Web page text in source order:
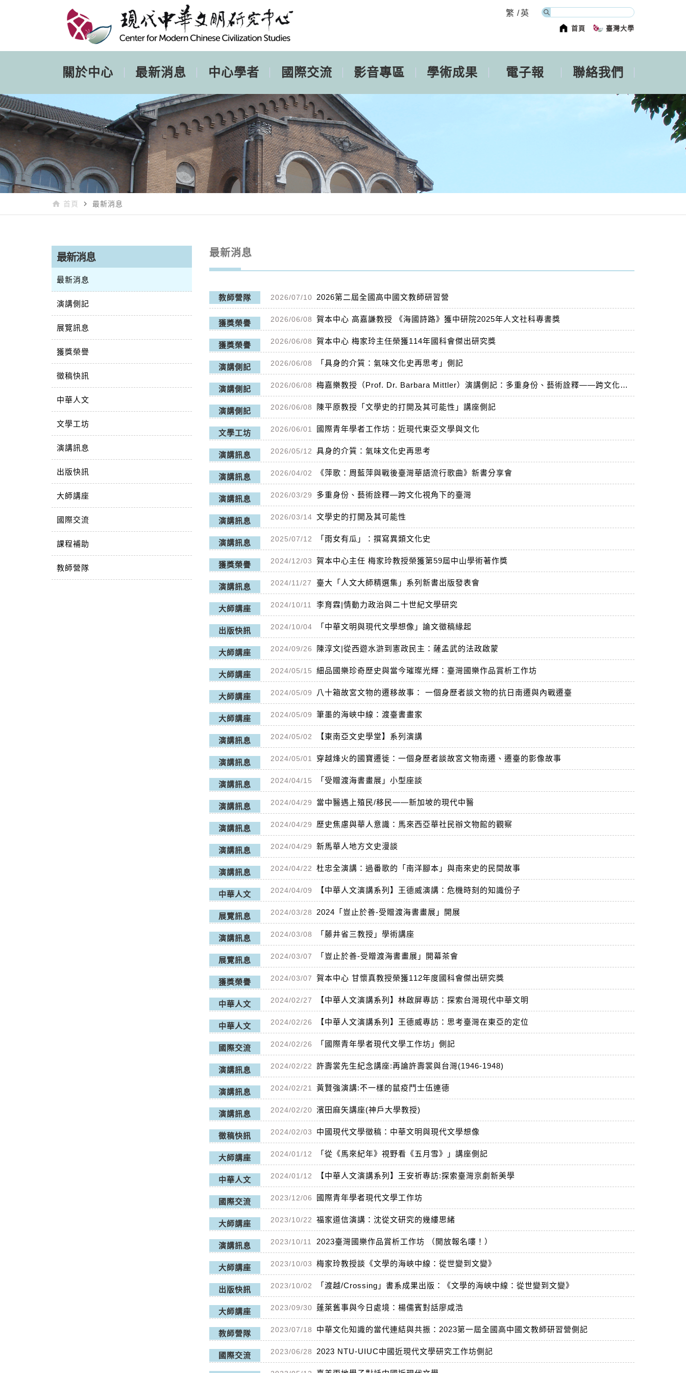
首頁 臺灣大學
繁 英
關於中心 最新消息 中心學者 國際交流 影音專區 學術成果 電子報 聯絡我們
home 首頁 navigate_next 最新消息
最新消息
最新消息
演講側記
展覽訊息
獲獎榮譽
徵稿快訊
中華人文
文學工坊
演講訊息
出版快訊
大師講座
國際交流
課程補助
教師營隊
最新消息
教師營隊 2026/07/10 2026第二屆全國高中國文教師研習營
獲獎榮譽 2026/06/08 賀本中心 高嘉謙教授 《海國詩路》獲中研院2025年人文社科專書獎
獲獎榮譽 2026/06/08 賀本中心 梅家玲主任榮獲114年國科會傑出研究獎
演講側記 2026/06/08 「具身的介質：氣味文化史再思考」側記
演講側記 2026/06/08 梅嘉樂教授（Prof. Dr. Barbara Mittler）演講側記：多重身份、藝術詮釋——跨文化視角下的臺灣
演講側記 2026/06/08 陳平原教授「文學史的打開及其可能性」講座側記
文學工坊 2026/06/01 國際青年學者工作坊：近現代東亞文學與文化
演講訊息 2026/05/12 具身的介質：氣味文化史再思考
演講訊息 2026/04/02 《萍歌：周藍萍與戰後臺灣華語流行歌曲》新書分享會
演講訊息 2026/03/29 多重身份、藝術詮釋—跨文化視角下的臺灣
演講訊息 2026/03/14 文學史的打開及其可能性
演講訊息 2025/07/12 「雨女有瓜」：撰寫異類文化史
獲獎榮譽 2024/12/03 賀本中心主任 梅家玲教授榮獲第59屆中山學術著作獎
演講訊息 2024/11/27 臺大「人文大師精選集」系列新書出版發表會
大師講座 2024/10/11 李育霖|情動力政治與二十世紀文學研究
出版快訊 2024/10/04 「中華文明與現代文學想像」論文徵稿緣起
大師講座 2024/09/26 陳淳文|從西遊水滸到憲政民主：薩孟武的法政啟蒙
大師講座 2024/05/15 細品國樂珍奇歷史與當今璀璨光輝：臺灣國樂作品賞析工作坊
大師講座 2024/05/09 八十箱故宮文物的遷移故事： 一個身歷者談文物的抗日南遷與內戰遷臺
大師講座 2024/05/09 筆墨的海峽中線：渡臺書畫家
演講訊息 2024/05/02 【東南亞文史學堂】系列演講
演講訊息 2024/05/01 穿越烽火的國寶遷徙：一個身歷者談故宮文物南遷、遷臺的影像故事
演講訊息 2024/04/15 「受贈渡海書畫展」小型座談
演講訊息 2024/04/29 當中醫遇上殖民/移民——新加坡的現代中醫
演講訊息 2024/04/29 歷史焦慮與華人意識：馬來西亞華社民辦文物館的觀察
演講訊息 2024/04/29 新馬華人地方文史漫談
演講訊息 2024/04/22 杜忠全演講：過番歌的「南洋腳本」與南來史的民間故事
中華人文 2024/04/09 【中華人文演講系列】王德威演講：危機時刻的知識份子
展覽訊息 2024/03/28 2024「豈止於善-受贈渡海書畫展」開展
演講訊息 2024/03/08 「藤井省三教授」學術講座
展覽訊息 2024/03/07 「豈止於善-受贈渡海書畫展」開幕茶會
獲獎榮譽 2024/03/07 賀本中心 甘懷真教授榮獲112年度國科會傑出研究獎
中華人文 2024/02/27 【中華人文演講系列】林啟屏專訪：探索台灣現代中華文明
中華人文 2024/02/26 【中華人文演講系列】王德威專訪：思考臺灣在東亞的定位
國際交流 2024/02/26 「國際青年學者現代文學工作坊」側記
演講訊息 2024/02/22 許壽裳先生紀念講座:再論許壽裳與台灣(1946-1948)
演講訊息 2024/02/21 黃賢強演講:不一樣的鼠疫鬥士伍連德
演講訊息 2024/02/20 濱田麻矢講座(神戶大學教授)
徵稿快訊 2024/02/03 中國現代文學徵稿：中華文明與現代文學想像
大師講座 2024/01/12 「從《馬來紀年》視野看《五月雪》」講座側記
中華人文 2024/01/12 【中華人文演講系列】王安祈專訪:探索臺灣京劇新美學
國際交流 2023/12/06 國際青年學者現代文學工作坊
大師講座 2023/10/22 福家道信演講：沈從文研究的幾縷思緒
演講訊息 2023/10/11 2023臺灣國樂作品賞析工作坊 （開放報名嘍！）
大師講座 2023/10/03 梅家玲教授談《文學的海峽中線：從世變到文變》
出版快訊 2023/10/02 「渡越/Crossing」書系成果出版：《文學的海峽中線：從世變到文變》
大師講座 2023/09/30 蓬萊舊事與今日處境：楊儒賓對話廖咸浩
教師營隊 2023/07/18 中華文化知識的當代連結與共振：2023第一屆全國高中國文教師研習營側記
國際交流 2023/06/28 2023 NTU-UIUC中國近現代文學研究工作坊側記